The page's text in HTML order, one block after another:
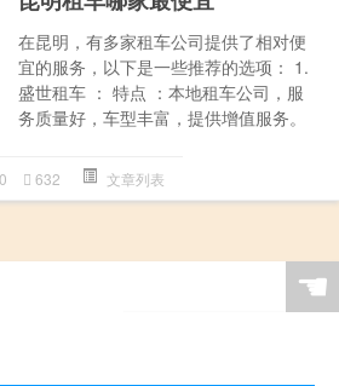
在昆明，有多家租车公司提供了相对便
宜的服务，以下是一些推荐的选项： 1.
盛世租车 ： 特点 ：本地租车公司，服
务质量好，车型丰富，提供增值服务。
0 632 文章列表
☚